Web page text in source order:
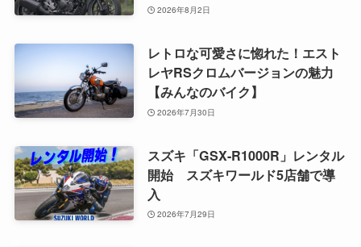
2026年8月2日
レトロな可愛さに惚れた！エスト
レヤRSクロムバージョンの魅力
【みんなのバイク】
2026年7月30日
スズキ「GSX-R1000R」レンタル
開始 スズキワールド5店舗で導
入
2026年7月29日